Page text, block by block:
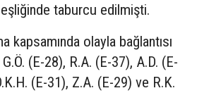
taburcu edilmişti.
kapsamında olayla bağlantısı
(E-28), R.A. (E-37), A.D. (E-
(E-31), Z.A. (E-29) ve R.K.